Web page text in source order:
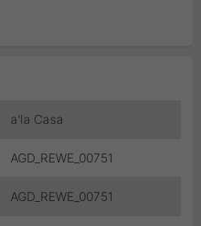
a'la Casa
AGD_REWE_00751
AGD_REWE_00751